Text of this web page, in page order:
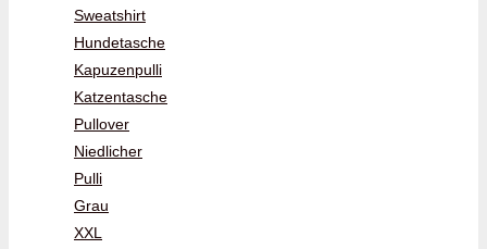
Sweatshirt
Hundetasche
Kapuzenpulli
Katzentasche
Pullover
Niedlicher
Pulli
Grau
XXL